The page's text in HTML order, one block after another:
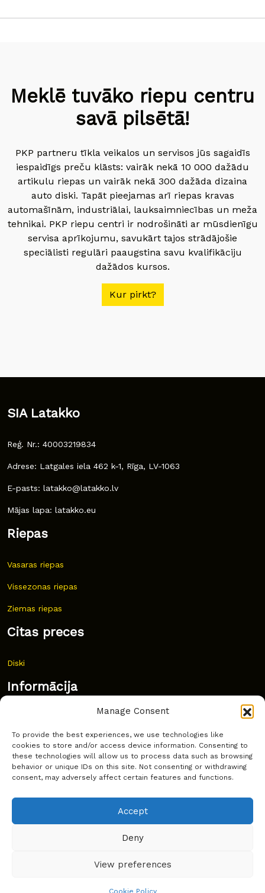
Manage Consent
To provide the best experiences, we use technologies like
cookies to store and/or access device information. Consenting to
these technologies will allow us to process data such as browsing
behavior or unique IDs on this site. Not consenting or withdrawing
consent, may adversely affect certain features and functions.
Accept
Deny
View preferences
Cookie Policy
Meklē tuvāko riepu centru
savā pilsētā!
PKP partneru tīkla veikalos un servisos jūs sagaidīs
iespaidīgs preču klāsts: vairāk nekā 10 000 dažādu
artikulu riepas un vairāk nekā 300 dažāda dizaina
auto diski. Tapāt pieejamas arī riepas kravas
automašīnām, industriālai, lauksaimniecības un meža
tehnikai. PKP riepu centri ir nodrošināti ar mūsdienīgu
servisa aprīkojumu, savukārt tajos strādājošie
speciālisti regulāri paaugstina savu kvalifikāciju
dažādos kursos.
Kur pirkt?
SIA Latakko
Reģ. Nr.: 40003219834
Adrese: Latgales iela 462 k-1, Rīga, LV-1063
E-pasts: latakko@latakko.lv
Mājas lapa: latakko.eu
Riepas
Vasaras riepas
Vissezonas riepas
Ziemas riepas
Citas preces
Diski
Informācija
Bieži uzdoti jautājumi
Kur pirkt?
Sīkdatņu politika
Copyright © Latakko 2024